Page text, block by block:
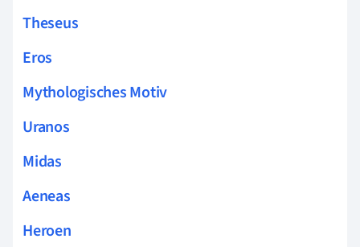
Theseus
Eros
Mythologisches Motiv
Uranos
Midas
Aeneas
Heroen